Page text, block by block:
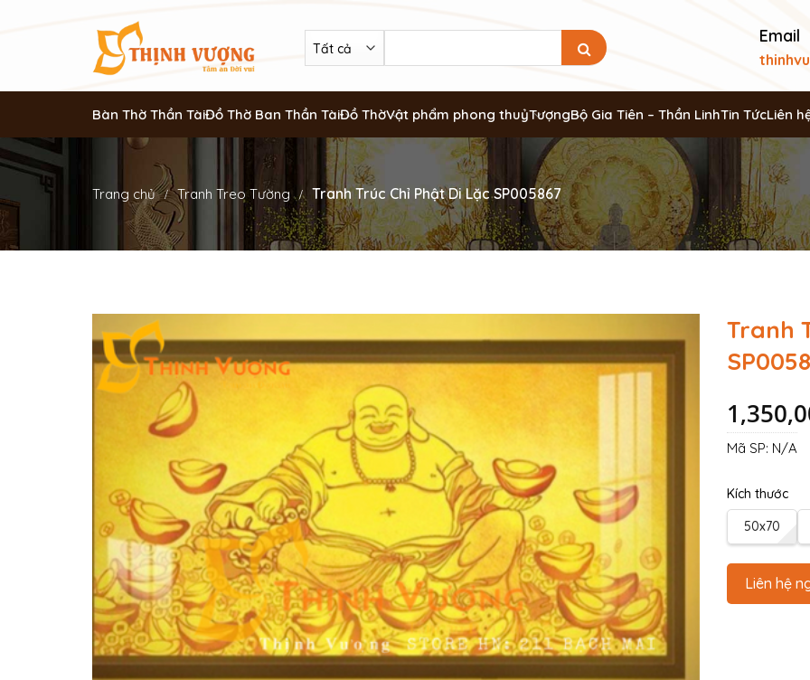
Email
Bàn Thờ Thần TàiĐồ Thờ Ban Thần TàiĐồ ThờVật phẩm phong thuỷTượngBộ Gia Tiên – Thần LinhTin TứcLiên
Trang chủ Tranh Treo Tường Tranh Trúc Chỉ Phật Di Lặc SP005867
Tranh
Kích thước
50x70
Liên hệ
Mã SP: N/A